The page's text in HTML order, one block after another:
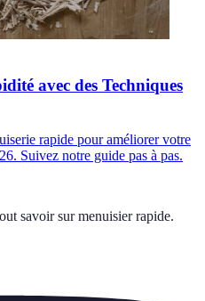
avec des Techniques
rapide pour améliorer votre
Suivez notre guide pas à pas.
savoir sur menuisier rapide.